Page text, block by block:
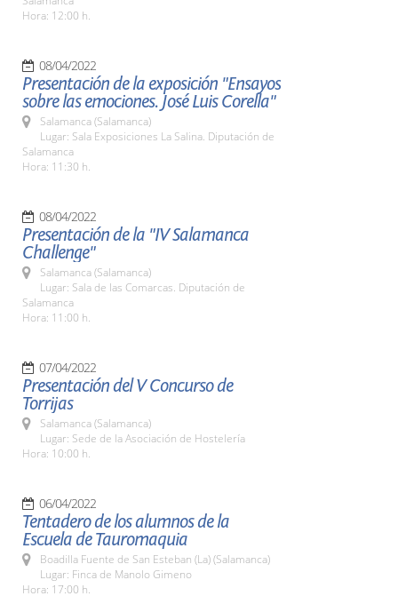
Hora: 12:00 h.
08/04/2022
Presentación de la exposición "Ensayos
sobre las emociones. José Luis Corella"
Salamanca (Salamanca)
Lugar: Sala Exposiciones La Salina. Diputación de
Salamanca
Hora: 11:30 h.
08/04/2022
Presentación de la "IV Salamanca
Challenge"
Salamanca (Salamanca)
Lugar: Sala de las Comarcas. Diputación de
Salamanca
Hora: 11:00 h.
07/04/2022
Presentación del V Concurso de
Torrijas
Salamanca (Salamanca)
Lugar: Sede de la Asociación de Hostelería
Hora: 10:00 h.
06/04/2022
Tentadero de los alumnos de la
Escuela de Tauromaquia
Boadilla Fuente de San Esteban (La) (Salamanca)
Lugar: Finca de Manolo Gimeno
Hora: 17:00 h.